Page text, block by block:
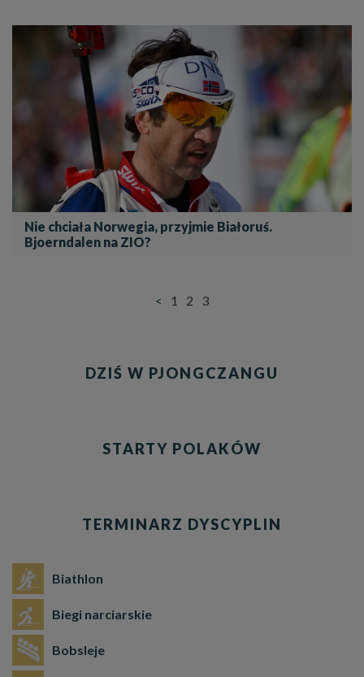
Nie chciała Norwegia, przyjmie Białoruś.
Bjoerndalen na ZIO?
< 1 2 3
DZIŚ W PJONGCZANGU
STARTY POLAKÓW
TERMINARZ DYSCYPLIN
Biathlon
Biegi narciarskie
Bobsleje